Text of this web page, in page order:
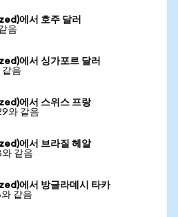
에서 호주 달러
음
에서 싱가포르 달러
같음
에서 스위스 프랑
와 같음
에서 브라질 헤알
같음
에서 방글라데시 타카
같음